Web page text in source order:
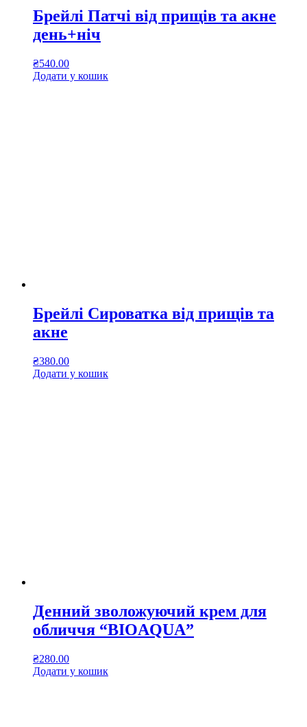
Брейлі Патчі від прищів та акне
день+ніч
₴540.00
Додати у кошик
Брейлі Сироватка від прищів та
акне
₴380.00
Додати у кошик
Денний зволожуючий крем для
обличчя “BIOAQUA”
₴280.00
Додати у кошик